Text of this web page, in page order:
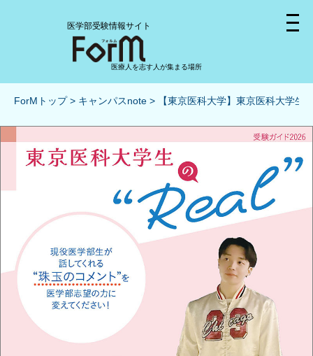
医療人を志す人が集まる場所
医学部受験情報サイト
ForMトップ キャンパスnote 【東京医科大学】東京医科大学生